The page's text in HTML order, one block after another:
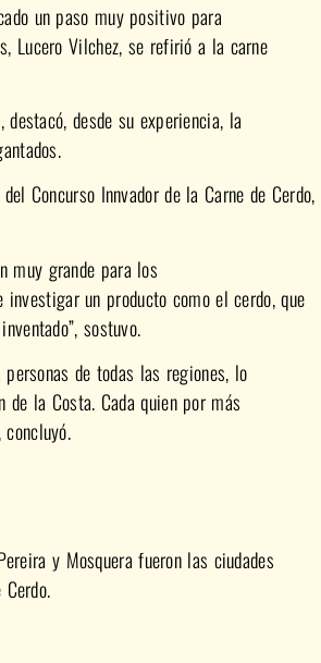
un paso muy positivo para
Lucero Vilchez, se refirió a la carne
desde su experiencia, la
Concurso Innvador de la Carne de Cerdo,
muy grande para los
un producto como el cerdo, que
sostuvo.
de todas las regiones, lo
de la Costa. Cada quien por más
y Mosquera fueron las ciudades